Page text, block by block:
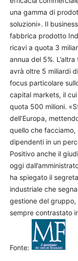
una gamma di
soluzioni». Il
fabbrica prodotto
ricavi a quota 3
annua del 5%.
avrà oltre 5 miliardi
focus particolare
capital markets, il cui
quota 500 milioni.
dell’Europa,
quello che facciamo,
dipendenti in un
Positivo anche il
oggi
ha spiegato il
industriale che
gestione del
sempre contrastato
Fonte: